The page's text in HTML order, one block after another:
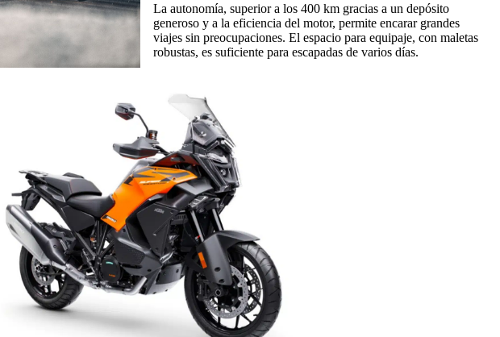
La autonomía, superior a los 400 km gracias a un depósito
generoso y a la eficiencia del motor, permite encarar grandes
viajes sin preocupaciones. El espacio para equipaje, con maletas
robustas, es suficiente para escapadas de varios días.